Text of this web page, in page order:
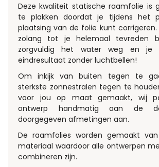
Deze kwaliteit statische raamfolie is
te plakken doordat je tijdens het
plaatsing van de folie kunt
zolang tot je helemaal tevreden
zorgvuldig het water weg en je
eindresultaat zonder luchtbellen!
Om inkijk van buiten tegen te
sterkste zonnestralen tegen te
voor jou op maat gemaakt, wij
ontwerp handmatig aan de
doorgegeven afmetingen aan.
De raamfolies worden gemaakt
materiaal waardoor alle ontwerpen
combineren zijn.